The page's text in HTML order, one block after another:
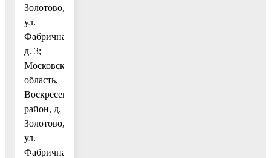
Золотово,
ул.
Фабричная,
д. 3;
Московская
область,
Воскресенский
район, д.
Золотово,
ул.
Фабричная,